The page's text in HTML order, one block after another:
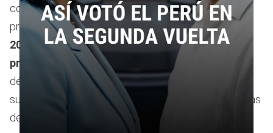
convocados este domingo a las urnas para elegir al
próximo presidente del país para el periodo2026-
2031
. El ganador se convertirá en elnoveno
presidente
del Perú en diez años, al cabo de una
década marcada por la inestabilidad política y una
sucesión de destituciones presidenciales promovidas
desde el Parlamento.